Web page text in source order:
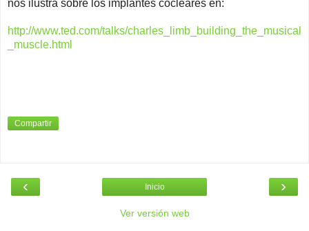
nos ilustra sobre los implantes cocleares en:
http://www.ted.com/talks/charles_limb_building_the_musical
_muscle.html
Compartir
‹ ›
Inicio
Ver versión web